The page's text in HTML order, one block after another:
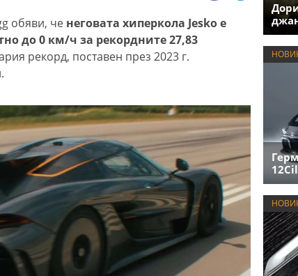
обяви, че неговата хиперкола Jesko е
до 0 км/ч за рекордните 27,83
рекорд, поставен през 2023 г.